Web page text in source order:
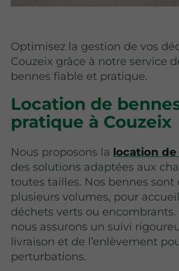
Optimisez la gestion de vos
Couzeix grâce à notre service
bennes fiable et pratique.
Location de
pratique à Couzeix
Nous proposons la location
des solutions adaptées aux
toutes tailles. Nos bennes sont
plusieurs volumes, pour
déchets verts ou encombrants.
nous assurons un suivi
livraison et de l’enlèvement
perturbations.